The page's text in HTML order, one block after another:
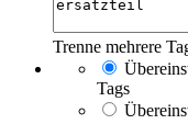
Trenne mehrere
Tags